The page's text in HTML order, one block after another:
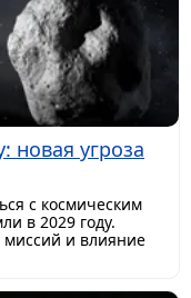
новая угроза
с космическим
в 2029 году.
и влияние